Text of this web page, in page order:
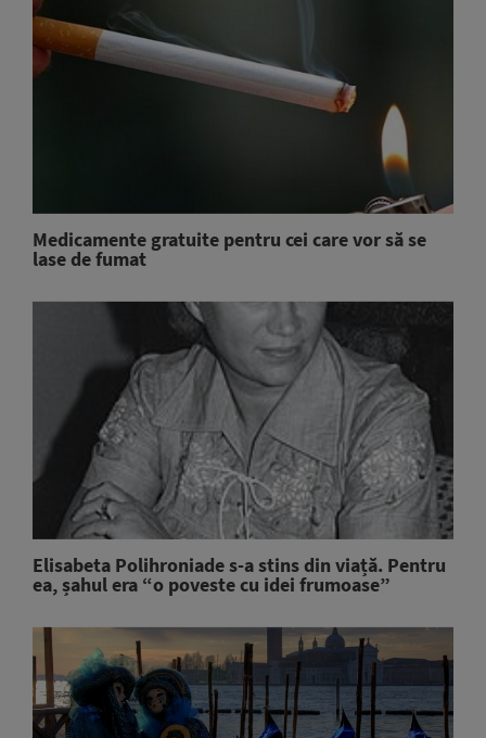
Medicamente gratuite pentru cei care vor să se
lase de fumat
Elisabeta Polihroniade s-a stins din viață. Pentru
ea, șahul era “o poveste cu idei frumoase”